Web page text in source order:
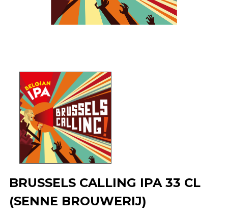
BRUSSELS CALLING IPA 33 CL
(SENNE BROUWERIJ)